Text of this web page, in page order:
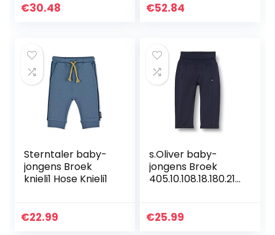
€30.48 €52.84
Sterntaler baby-
jongens Broek
knieli1 Hose Knieli1
€22.99
s.Oliver baby-
jongens Broek
405.10.108.18.180.210
€25.99